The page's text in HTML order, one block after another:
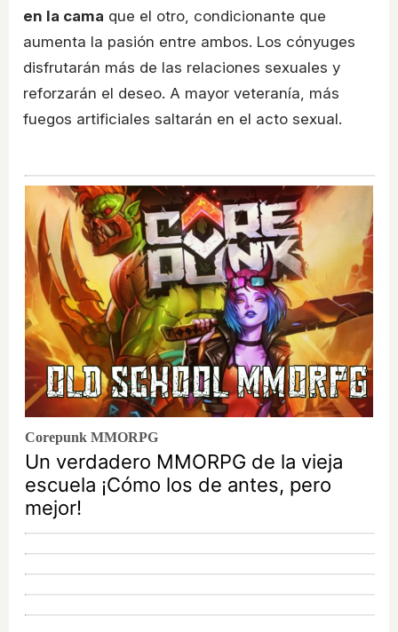
en la cama que el otro, condicionante que
aumenta la pasión entre ambos. Los cónyuges
disfrutarán más de las relaciones sexuales y
reforzarán el deseo. A mayor veteranía, más
fuegos artificiales saltarán en el acto sexual.
Corepunk MMORPG
Un verdadero MMORPG de la vieja
escuela ¡Cómo los de antes, pero
mejor!